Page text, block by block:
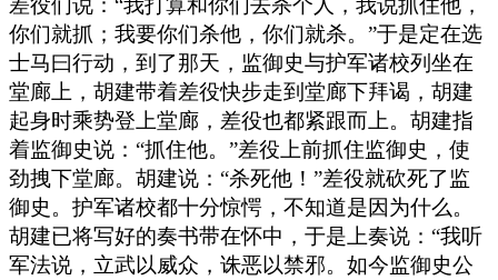
差役们说：“我打算和你们去杀个人，我说抓住他，
你们就抓；我要你们杀他，你们就杀。”于是定在选
士马曰行动，到了那天，监御史与护军诸校列坐在
堂廊上，胡建带着差役快步走到堂廊下拜谒，胡建
起身时乘势登上堂廊，差役也都紧跟而上。胡建指
着监御史说：“抓住他。”差役上前抓住监御史，使
劲拽下堂廊。胡建说：“杀死他！”差役就砍死了监
御史。护军诸校都十分惊愕，不知道是因为什么。
胡建已将写好的奏书带在怀中，于是上奏说：“我听
军法说，立武以威众，诛恶以禁邪。如今监御史公